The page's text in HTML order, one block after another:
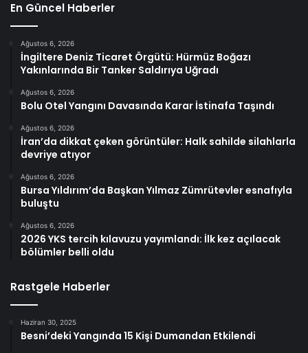
En Güncel Haberler
Ağustos 6, 2026
İngiltere Deniz Ticaret Örgütü: Hürmüz Boğazı
Yakınlarında Bir Tanker Saldırıya Uğradı
Ağustos 6, 2026
Bolu Otel Yangını Davasında Karar İstinafa Taşındı
Ağustos 6, 2026
İran’da dikkat çeken görüntüler: Halk sahilde silahlarla
devriye atıyor
Ağustos 6, 2026
Bursa Yıldırım’da Başkan Yılmaz Zümrütevler esnafıyla
buluştu
Ağustos 6, 2026
2026 YKS tercih kılavuzu yayımlandı: İlk kez açılacak
bölümler belli oldu
Rastgele Haberler
Haziran 30, 2025
Besni’deki Yangında 15 Kişi Dumandan Etkilendi